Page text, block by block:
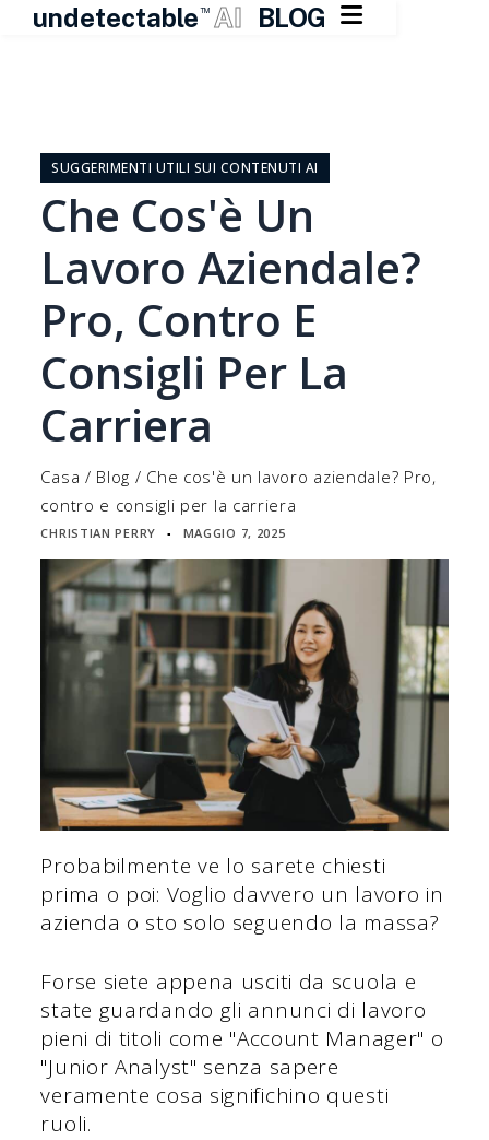
undetectable TM AI BLOG 
contenutoSUGGERIMENTI UTILI SUI CONTENUTI AI
Che Cos'è Un
Lavoro Aziendale?
Pro, Contro E
Consigli Per La
Carriera
Casa / Blog / Che cos'è un lavoro aziendale? Pro,
contro e consigli per la carriera
CHRISTIAN PERRY ▪ MAGGIO 7, 2025
Probabilmente ve lo sarete chiesti
prima o poi: Voglio davvero un lavoro in
azienda o sto solo seguendo la massa?
Forse siete appena usciti da scuola e
state guardando gli annunci di lavoro
pieni di titoli come "Account Manager" o
"Junior Analyst" senza sapere
veramente cosa significhino questi
ruoli.